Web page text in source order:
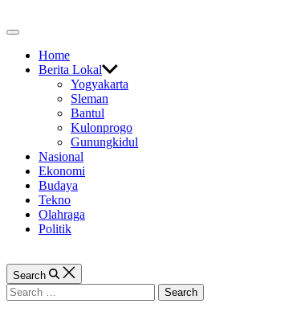
to
Off
CanvasHome
Berita Lokal
Yogyakarta
Sleman
Bantul
Kulonprogo
Gunungkidul
Nasional
Ekonomi
Budaya
Tekno
Olahraga
Politik
Search
Search
for: